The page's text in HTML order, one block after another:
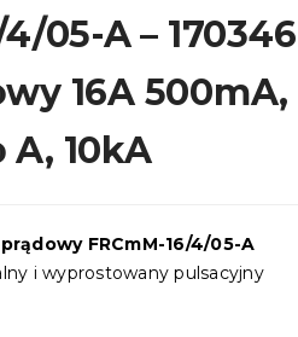
4/05-A – 170346
16A 500mA,
A, 10kA
FRCmM-16/4/05-A
i wyprostowany pulsacyjny